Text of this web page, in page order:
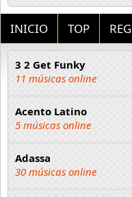
INICIO TOP
3 2 Get Funky
11 músicas online
Acento Latino
5 músicas online
Adassa
30 músicas online